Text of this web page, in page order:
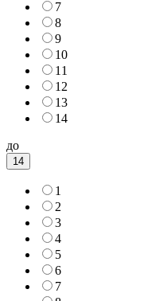
7
8
9
10
11
12
13
14
до
14
1
2
3
4
5
6
7